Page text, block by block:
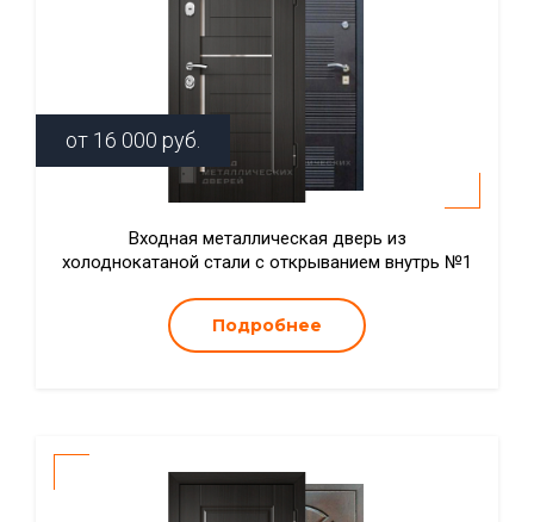
от 16 000 руб.
Входная металлическая дверь из
холоднокатаной стали с открыванием внутрь №1
Подробнее